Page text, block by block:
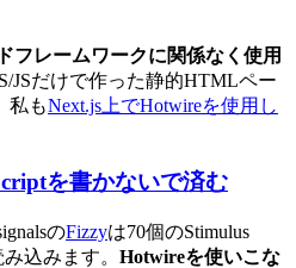
フレームワークに関係なく使用
JSだけで作った静的HTMLペー
私もNext.js上でHotwireを使用し
を書かないで済む
のFizzyは70個のStimulus
込みます。 Hotwireを使いこな